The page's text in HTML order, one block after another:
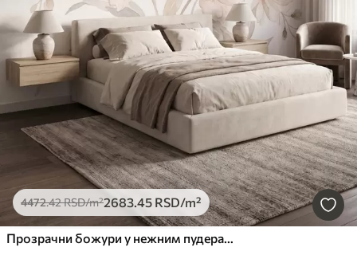
4472.42RSD/m²2683.45 RSD/m²
Прозрачни божури у нежним пудерасто-беж тоновима